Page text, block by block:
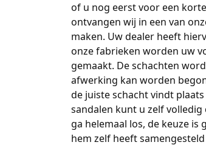
of u nog eerst voor een
ontvangen wij in een van
maken. Uw dealer heeft
onze fabrieken worden uw
gemaakt. De schachten
afwerking kan worden
de juiste schacht vindt
sandalen kunt u zelf
ga helemaal los, de keuze is
hem zelf heeft